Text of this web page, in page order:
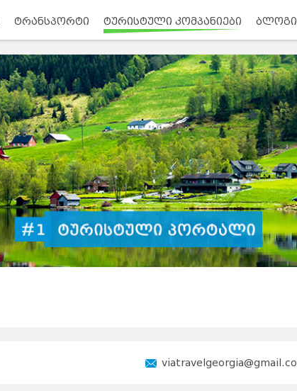
ტრანსპორტი ტურისტული კომპანიები ბლოგი